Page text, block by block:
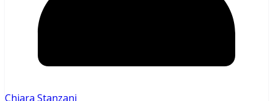
Chiara Stanzani